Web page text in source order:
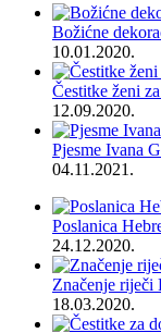
Božićne
10.01.2020.
Čestitke ženi
12.09.2020.
Pjesme Ivana
04.11.2021.
Poslanica
24.12.2020.
Značenje riječi
18.03.2020.